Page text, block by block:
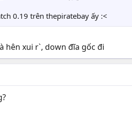
0.19 trên thepiratebay ấy :<
hên xui r`, down đĩa gốc đi